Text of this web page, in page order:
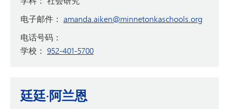
电子邮件： amanda.aiken@minnetonkaschools.org
电话号码：
学校： 952-401-5700
廷廷·阿兰恩